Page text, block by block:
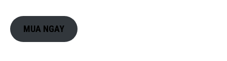
MUA NGAY